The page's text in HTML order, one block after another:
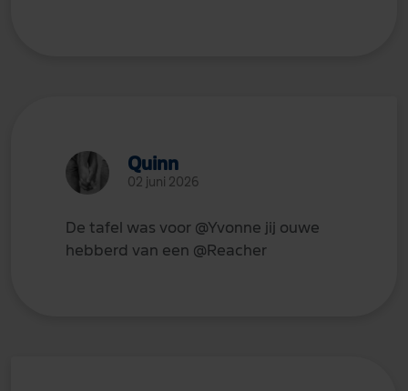
Quinn
02 juni 2026
De tafel was voor @Yvonne jij ouwe
hebberd van een @Reacher